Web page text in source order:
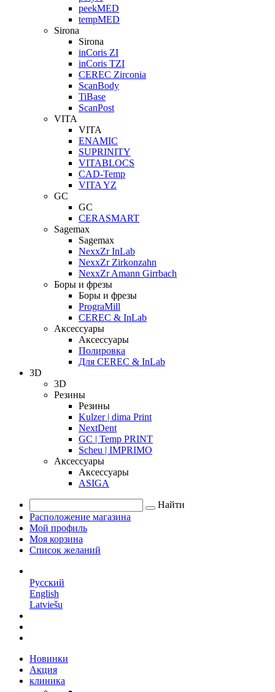
peekMED
tempMED
Sirona
Sirona
inCoris ZI
inCoris TZI
CEREC Zirconia
ScanBody
TiBase
ScanPost
VITA
VITA
ENAMIC
SUPRINITY
VITABLOCS
CAD-Temp
VITA YZ
GC
GC
CERASMART
Sagemax
Sagemax
NexxZr InLab
NexxZr Zirkonzahn
NexxZr Amann Girrbach
Боры и фрезы
Боры и фрезы
PrograMill
CEREC & InLab
Аксессуары
Аксессуары
Полировка
Для CEREC & InLab
3D
3D
Резины
Резины
Kulzer | dima Print
NextDent
GC | Temp PRINT
Scheu | IMPRIMO
Аксессуары
Аксессуары
ASIGA
Найти
Расположение магазина
Мой профиль
Моя корзина
Список желаний
Русский
English
Latviešu
Новинки
Акция
клиника